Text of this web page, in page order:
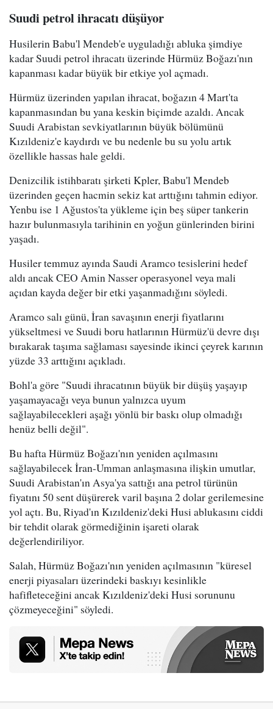
Suudi petrol ihracatı düşüyor
Husilerin Babu'l Mendeb'e uyguladığı abluka şimdiye
kadar Suudi petrol ihracatı üzerinde Hürmüz Boğazı'nın
kapanması kadar büyük bir etkiye yol açmadı.
Hürmüz üzerinden yapılan ihracat, boğazın 4 Mart'ta
kapanmasından bu yana keskin biçimde azaldı. Ancak
Suudi Arabistan sevkiyatlarının büyük bölümünü
Kızıldeniz'e kaydırdı ve bu nedenle bu su yolu artık
özellikle hassas hale geldi.
Denizcilik istihbaratı şirketi Kpler, Babu'l Mendeb
üzerinden geçen hacmin sekiz kat arttığını tahmin ediyor.
Yenbu ise 1 Ağustos'ta yükleme için beş süper tankerin
hazır bulunmasıyla tarihinin en yoğun günlerinden birini
yaşadı.
Husiler temmuz ayında Saudi Aramco tesislerini hedef
aldı ancak CEO Amin Nasser operasyonel veya mali
açıdan kayda değer bir etki yaşanmadığını söyledi.
Aramco salı günü, İran savaşının enerji fiyatlarını
yükseltmesi ve Suudi boru hatlarının Hürmüz'ü devre dışı
bırakarak taşıma sağlaması sayesinde ikinci çeyrek karının
yüzde 33 arttığını açıkladı.
Bohl'a göre "Suudi ihracatının büyük bir düşüş yaşayıp
yaşamayacağı veya bunun yalnızca uyum
sağlayabilecekleri aşağı yönlü bir baskı olup olmadığı
henüz belli değil".
Bu hafta Hürmüz Boğazı'nın yeniden açılmasını
sağlayabilecek İran-Umman anlaşmasına ilişkin umutlar,
Suudi Arabistan'ın Asya'ya sattığı ana petrol türünün
fiyatını 50 sent düşürerek varil başına 2 dolar gerilemesine
yol açtı. Bu, Riyad'ın Kızıldeniz'deki Husi ablukasını ciddi
bir tehdit olarak görmediğinin işareti olarak
değerlendiriliyor.
Salah, Hürmüz Boğazı'nın yeniden açılmasının "küresel
enerji piyasaları üzerindeki baskıyı kesinlikle
hafifleteceğini ancak Kızıldeniz'deki Husi sorununu
çözmeyeceğini" söyledi.